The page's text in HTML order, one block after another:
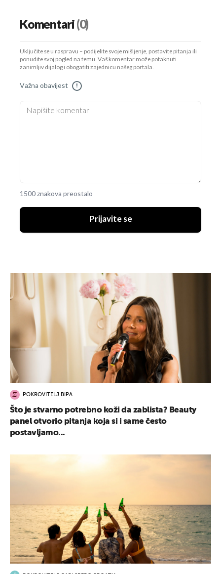
Komentari(0)
Uključite se u raspravu – podijelite svoje mišljenje, postavite pitanja ili
ponudite svoj pogled na temu. Vaš komentar može potaknuti
zanimljiv dijalog i obogatiti zajednicu našeg portala.
Važna obavijest !
1500 znakova preostalo
Prijavite se
POKROVITELJ BIPA
Što je stvarno potrebno koži da zablista? Beauty
panel otvorio pitanja koja si i same često
postavljamo...